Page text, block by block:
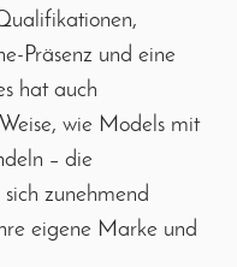
Präsenz und eine
hat auch
wie Models mit
– die
zunehmend
eigene Marke und